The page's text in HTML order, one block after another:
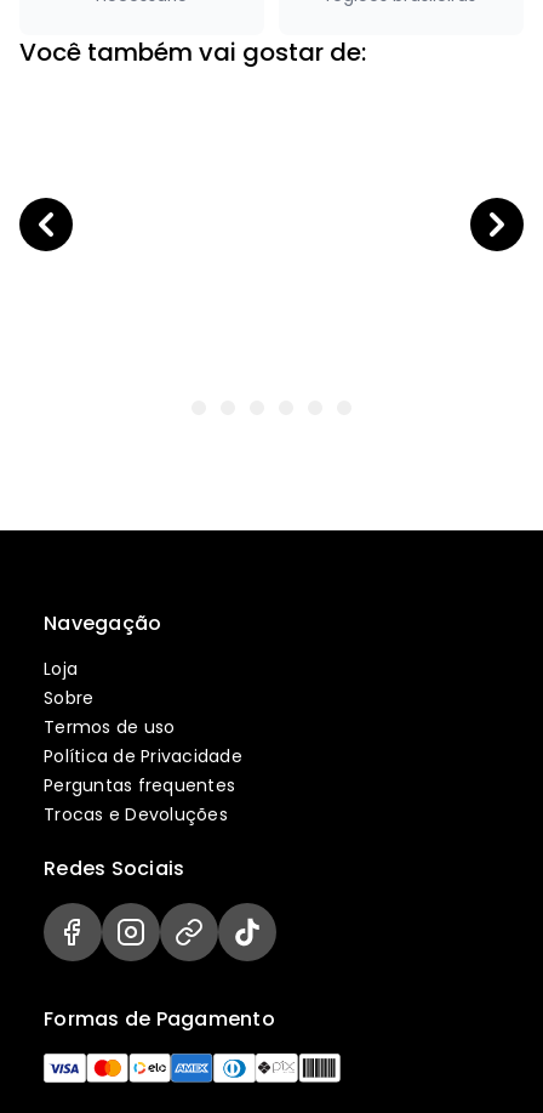
Você também vai gostar de:
Navegação
Loja
Sobre
Termos de uso
Política de Privacidade
Perguntas frequentes
Trocas e Devoluções
Formas de Pagamento
Redes Sociais